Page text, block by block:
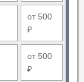
от 500
₽
от 500
₽